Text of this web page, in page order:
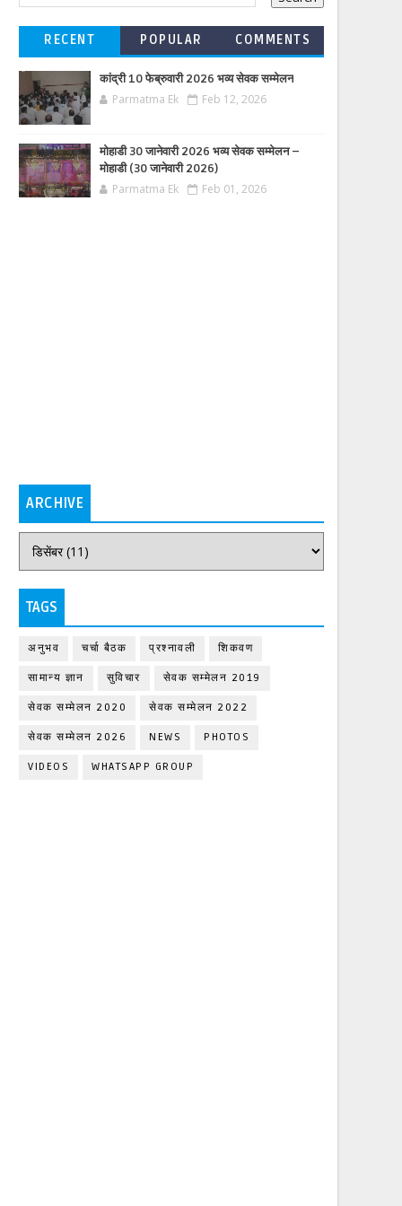
RECENT POPULAR COMMENTS
कांद्री 10 फेब्रुवारी 2026 भव्य सेवक सम्मेलन
Parmatma Ek Feb 12, 2026
मोहाडी 30 जानेवारी 2026 भव्य सेवक सम्मेलन –
मोहाडी (30 जानेवारी 2026)
Parmatma Ek Feb 01, 2026
ARCHIVE
TAGS
अनुभव चर्चा बैठक प्रश्नावली शिकवण
सामान्य ज्ञान सुविचार सेवक सम्मेलन 2019
सेवक सम्मेलन 2020 सेवक सम्मेलन 2022
सेवक सम्मेलन 2026 NEWS PHOTOS
VIDEOS WHATSAPP GROUP